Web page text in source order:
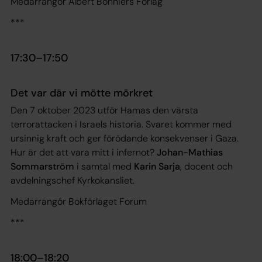
***
17:30­–17:50
Det var där vi mötte mörkret
Den 7 oktober 2023 utför Hamas den värsta
terrorattacken i Israels historia. Svaret kommer med
ursinnig kraft och ger förödande konsekvenser i Gaza.
Hur är det att vara mitt i infernot?Johan-Mathias
Sommarström i samtal med Karin Sarja, docent och
avdelningschef Kyrkokansliet.
Medarrangör Bokförlaget Forum
***
18:00–18:20